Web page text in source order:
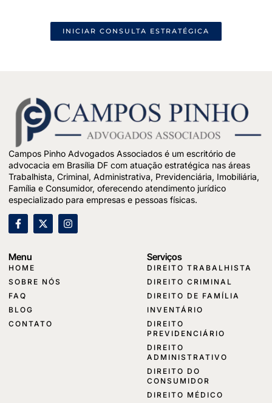
INICIAR CONSULTA ESTRATÉGICA
Campos Pinho Advogados Associados é um escritório de
advocacia em Brasília DF com atuação estratégica nas áreas
Trabalhista, Criminal, Administrativa, Previdenciária, Imobiliária,
Família e Consumidor, oferecendo atendimento jurídico
especializado para empresas e pessoas físicas.
Menu
HOME
SOBRE NÓS
FAQ
BLOG
CONTATO
Serviços
DIREITO TRABALHISTA
DIREITO CRIMINAL
DIREITO DE FAMÍLIA
INVENTÁRIO
DIREITO
PREVIDENCIÁRIO
DIREITO
ADMINISTRATIVO
DIREITO DO
CONSUMIDOR
DIREITO MÉDICO